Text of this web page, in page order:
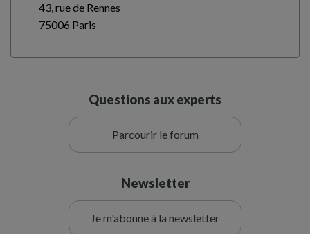
43, rue de Rennes
75006 Paris
Questions aux experts
Parcourir le forum
Newsletter
Je m'abonne à la newsletter